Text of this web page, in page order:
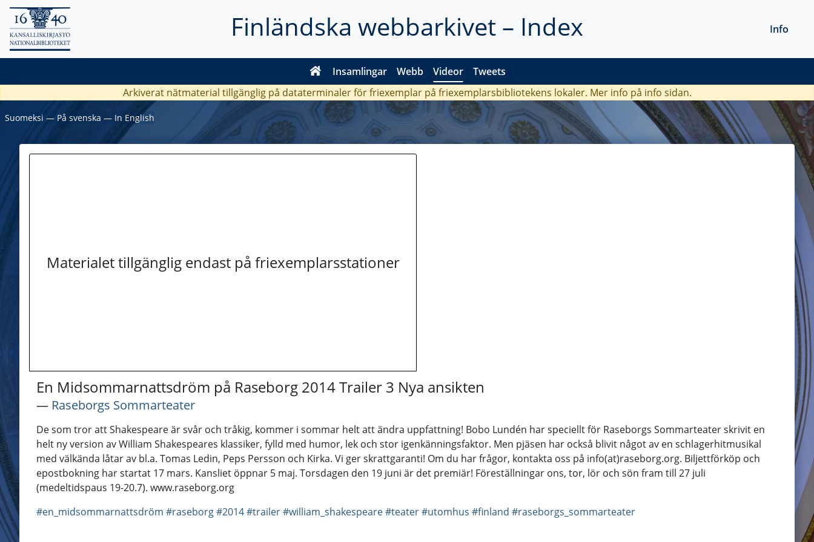
Finländska webbarkivet – Index
Insamlingar Webb Videor Tweets
Info
Arkiverat nätmaterial tillgänglig på dataterminaler för friexemplar på friexemplarsbibliotekens lokaler. Mer info på info sidan.
Suomeksi ― På svenska ― In English
Materialet tillgänglig endast på friexemplarsstationer
En Midsommarnattsdröm på Raseborg 2014 Trailer 3 Nya ansikten
― Raseborgs Sommarteater
De som tror att Shakespeare är svår och tråkig, kommer i sommar helt att ändra uppfattning! Bobo Lundén har speciellt för Raseborgs Sommarteater skrivit en
helt ny version av William Shakespeares klassiker, fylld med humor, lek och stor igenkänningsfaktor. Men pjäsen har också blivit något av en schlagerhitmusikal
med välkända låtar av bl.a. Tomas Ledin, Peps Persson och Kirka. Vi ger skrattgaranti! Om du har frågor, kontakta oss på info(at)raseborg.org. Biljettförköp och
epostbokning har startat 17 mars. Kansliet öppnar 5 maj. Torsdagen den 19 juni är det premiär! Föreställningar ons, tor, lör och sön fram till 27 juli
(medeltidspaus 19-20.7). www.raseborg.org
#en_midsommarnattsdröm #raseborg#2014#trailer#william_shakespeare#teater#utomhus #finland #raseborgs_sommarteater